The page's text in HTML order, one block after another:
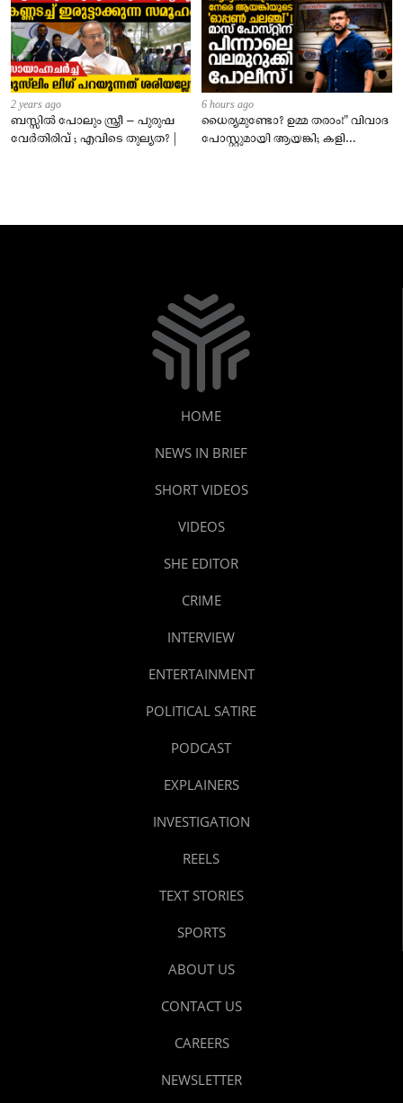
2 years ago
ബസ്സിൽ പോലും സ്ത്രീ – പുരുഷ
വേർതിരിവ് ; എവിടെ തുല്യത? |
6 hours ago
ധൈര്യമുണ്ടോ? ഉമ്മ തരാം!” വിവാദ
പോസ്റ്റുമായി ആയങ്കി; കളി
HOME
NEWS IN BRIEF
SHORT VIDEOS
VIDEOS
SHE EDITOR
CRIME
INTERVIEW
ENTERTAINMENT
POLITICAL SATIRE
PODCAST
EXPLAINERS
INVESTIGATION
REELS
TEXT STORIES
SPORTS
ABOUT US
CONTACT US
CAREERS
NEWSLETTER